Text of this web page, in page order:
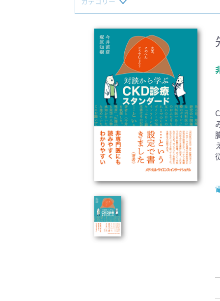
新刊(直近6ヶ月)(23)
マニュアル(39)
臨床医学:一般(359)
基礎医学関連科学(80)
歯科学(3)
衛生・公衆衛生学(14)